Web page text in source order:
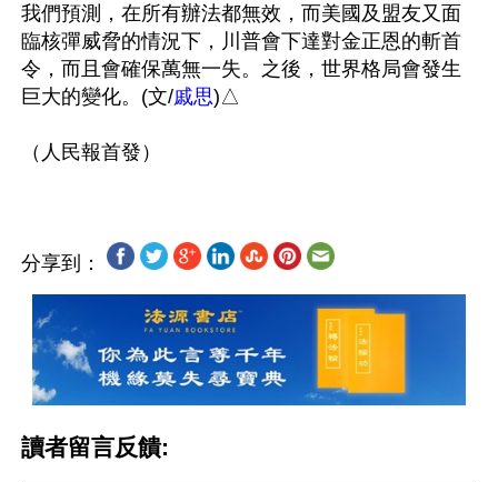
我們預測，在所有辦法都無效，而美國及盟友又面
臨核彈威脅的情況下，川普會下達對金正恩的斬首
令，而且會確保萬無一失。之後，世界格局會發生
巨大的變化。(文/戚思)△
分享到：
讀者留言反饋: